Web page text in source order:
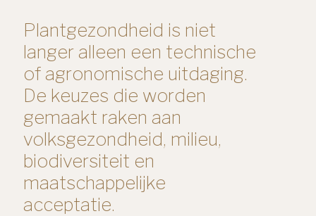
Plantgezondheid is niet
langer alleen een technische
of agronomische uitdaging.
De keuzes die worden
gemaakt raken aan
volksgezondheid, milieu,
biodiversiteit en
maatschappelijke
acceptatie.